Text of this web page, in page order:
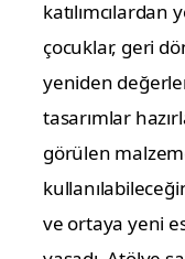
çocuklar, geri
yeniden
tasarımlar
görülen
ve ortaya yeni